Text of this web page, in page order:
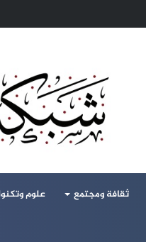
تحالف تركيا والسعودية وباكستان
ثقافة ومجتمع علوم